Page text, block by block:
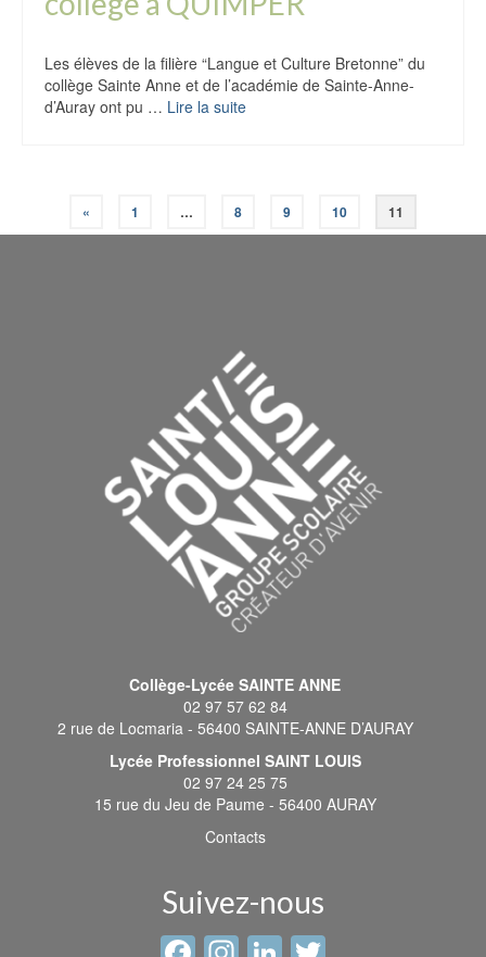
Les élèves de la filière “Langue et Culture Bretonne” du
collège Sainte Anne et de l’académie de Sainte-Anne-
d’Auray ont pu … Lire la suite
« 1 … 8 9 10 11
Collège-Lycée SAINTE ANNE
02 97 57 62 84
2 rue de Locmaria - 56400 SAINTE-ANNE D’AURAY
Lycée Professionnel SAINT LOUIS
02 97 24 25 75
15 rue du Jeu de Paume - 56400 AURAY
Contacts
Suivez-nous